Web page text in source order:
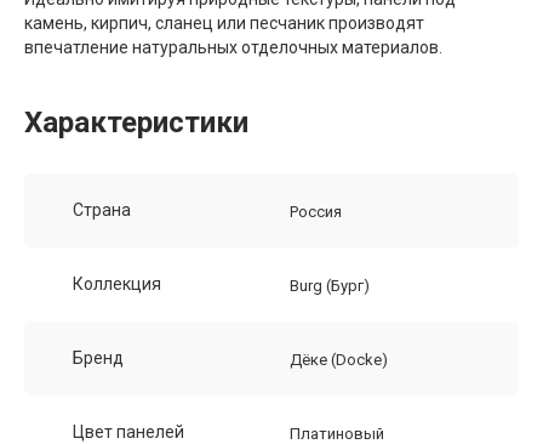
камень, кирпич, сланец или песчаник производят
впечатление натуральных отделочных материалов.
Характеристики
Страна Россия
Коллекция Burg (Бург)
Бренд Дёке (Docke)
Цвет панелей Платиновый